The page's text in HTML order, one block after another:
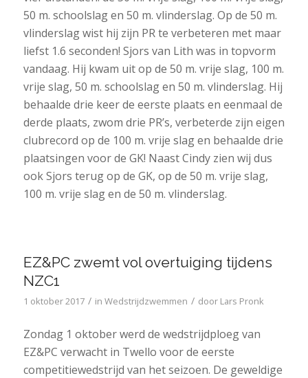
50 m. schoolslag en 50 m. vlinderslag. Op de 50 m.
vlinderslag wist hij zijn PR te verbeteren met maar
liefst 1.6 seconden! Sjors van Lith was in topvorm
vandaag. Hij kwam uit op de 50 m. vrije slag, 100 m.
vrije slag, 50 m. schoolslag en 50 m. vlinderslag. Hij
behaalde drie keer de eerste plaats en eenmaal de
derde plaats, zwom drie PR’s, verbeterde zijn eigen
clubrecord op de 100 m. vrije slag en behaalde drie
plaatsingen voor de GK! Naast Cindy zien wij dus
ook Sjors terug op de GK, op de 50 m. vrije slag,
100 m. vrije slag en de 50 m. vlinderslag.
EZ&PC zwemt vol overtuiging tijdens
NZC1
1 oktober 2017 / in Wedstrijdzwemmen / door Lars Pronk
Zondag 1 oktober werd de wedstrijdploeg van
EZ&PC verwacht in Twello voor de eerste
competitiewedstrijd van het seizoen. De geweldige